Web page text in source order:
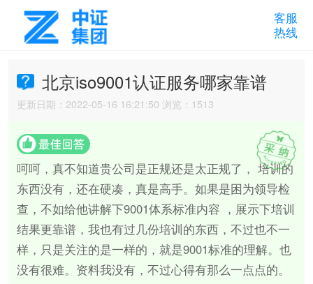
客服
热线
北京iso9001认证服务哪家靠谱
更新日期：2022-05-16 16:21:50 浏览：1513
呵呵，真不知道贵公司是正规还是太正规了， 培训的
东西没有，还在硬凑，真是高手。如果是困为领导检
查，不如给他讲解下9001体系标准内容 ，展示下培训
结果更靠谱，我也有过几份培训的东西，不过也不一
样，只是关注的是一样的，就是9001标准的理解。也
没有很难。资料我没有，不过心得有那么一点点的。